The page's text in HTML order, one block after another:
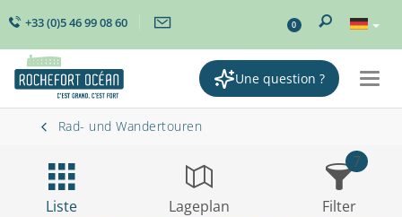
+33 (0)5 46 99 08 60 0
Une question ?
Rad- und Wandertouren
Liste Lageplan Filter
7